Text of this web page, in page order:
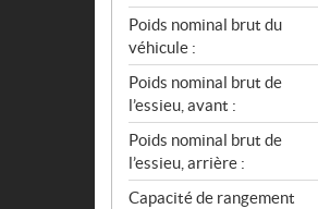
Poids nominal brut du
véhicule :
Poids nominal brut de
l’essieu, avant :
Poids nominal brut de
l’essieu, arrière :
Capacité de rangement